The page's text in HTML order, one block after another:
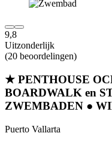
9,8
Uitzonderlijk
(20 beoordelingen)
★ PENTHOUSE
BOARDWALK en
ZWEMBADEN ●
Puerto Vallarta